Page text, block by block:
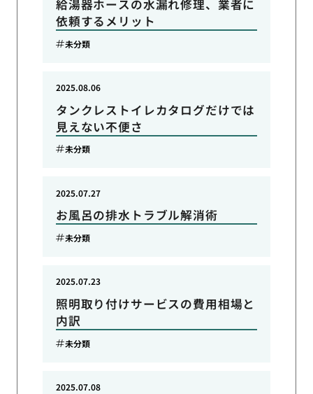
給湯器ホースの水漏れ修理、業者に
依頼するメリット
未分類
タンクレストイレカタログだけでは
見えない不便さ
2025.08.06
未分類
お風呂の排水トラブル解消術
2025.07.27
未分類
照明取り付けサービスの費用相場と
内訳
2025.07.23
未分類
2025.07.08